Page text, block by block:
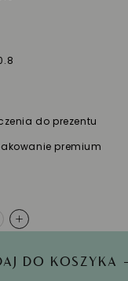
do prezentu
premium
+
DO KOSZYKA